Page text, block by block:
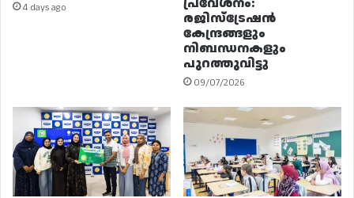
4 days ago
രജിസ്ട്രേഷൻ
കേന്ദ്രങ്ങളും
നിബന്ധനകളും
പുറത്തുവിട്ടു
09/07/2026